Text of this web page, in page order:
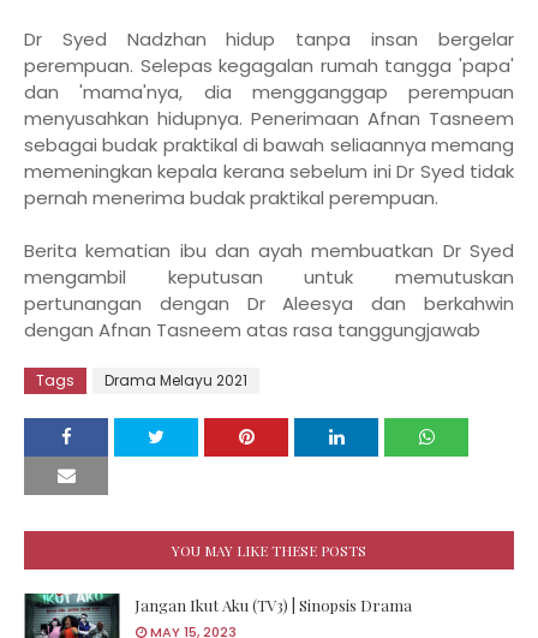
Dr Syed Nadzhan hidup tanpa insan bergelar
perempuan. Selepas kegagalan rumah tangga 'papa'
dan 'mama'nya, dia mengganggap perempuan
menyusahkan hidupnya. Penerimaan Afnan Tasneem
sebagai budak praktikal di bawah seliaannya memang
memeningkan kepala kerana sebelum ini Dr Syed tidak
pernah menerima budak praktikal perempuan.
Berita kematian ibu dan ayah membuatkan Dr Syed
mengambil keputusan untuk memutuskan
pertunangan dengan Dr Aleesya dan berkahwin
dengan Afnan Tasneem atas rasa tanggungjawab
Tags Drama Melayu 2021
YOU MAY LIKE THESE POSTS
Jangan Ikut Aku (TV3) | Sinopsis Drama
MAY 15, 2023